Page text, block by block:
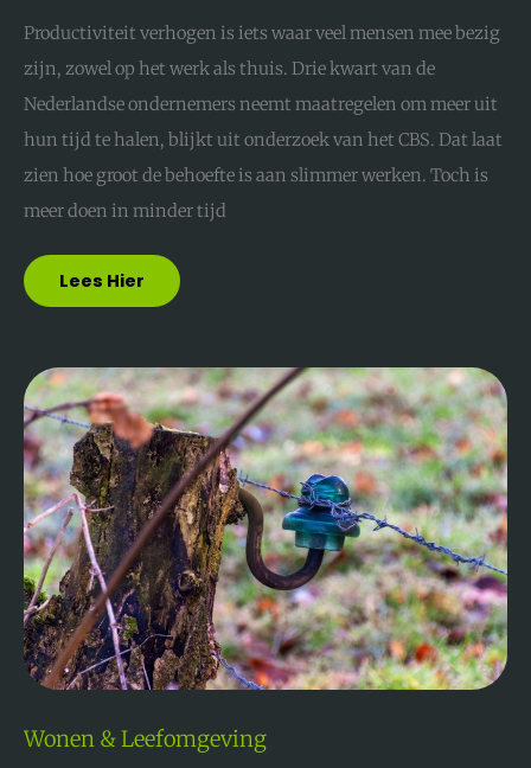
Productiviteit verhogen is iets waar veel mensen mee bezig
zijn, zowel op het werk als thuis. Drie kwart van de
Nederlandse ondernemers neemt maatregelen om meer uit
hun tijd te halen, blijkt uit onderzoek van het CBS. Dat laat
zien hoe groot de behoefte is aan slimmer werken. Toch is
meer doen in minder tijd
Lees Hier
Wonen & Leefomgeving
Zo
Verbeter
Je
De
Isolatie
Van
Je
Huis
Stap
Voor
Stap